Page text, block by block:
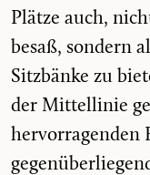
Plätze auch,
besaß, sondern
Sitzbänke zu
der Mittellinie
hervorragenden